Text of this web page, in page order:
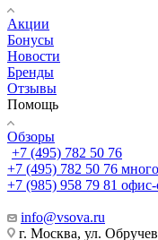
Акции
Бонусы
Новости
Бренды
Отзывы
Помощь
Обзоры
+7 (495) 782 50 76
+7 (495) 782 50 76
+7 (985) 958 79 81 офис-
info@vsova.ru
г. Москва, ул.